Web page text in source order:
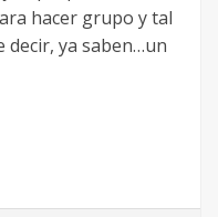
hacer grupo y tal
decir, ya saben…un